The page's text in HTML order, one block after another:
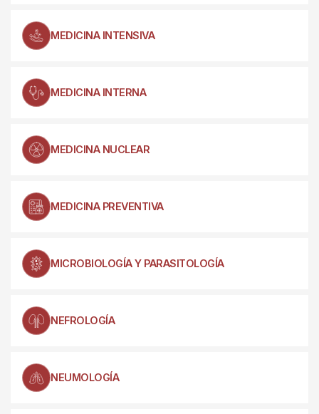
MEDICINA INTENSIVA
MEDICINA INTERNA
MEDICINA NUCLEAR
MEDICINA PREVENTIVA
MICROBIOLOGÍA Y PARASITOLOGÍA
NEFROLOGÍA
NEUMOLOGÍA